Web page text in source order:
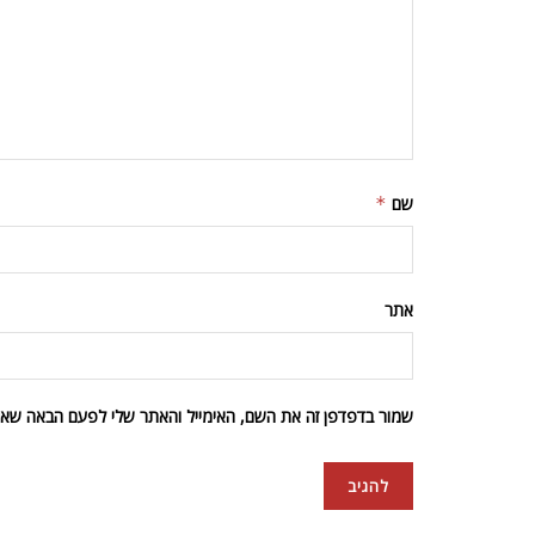
שם *
אתר
שמור בדפדפן זה את השם, האימייל והאתר שלי לפעם הבאה